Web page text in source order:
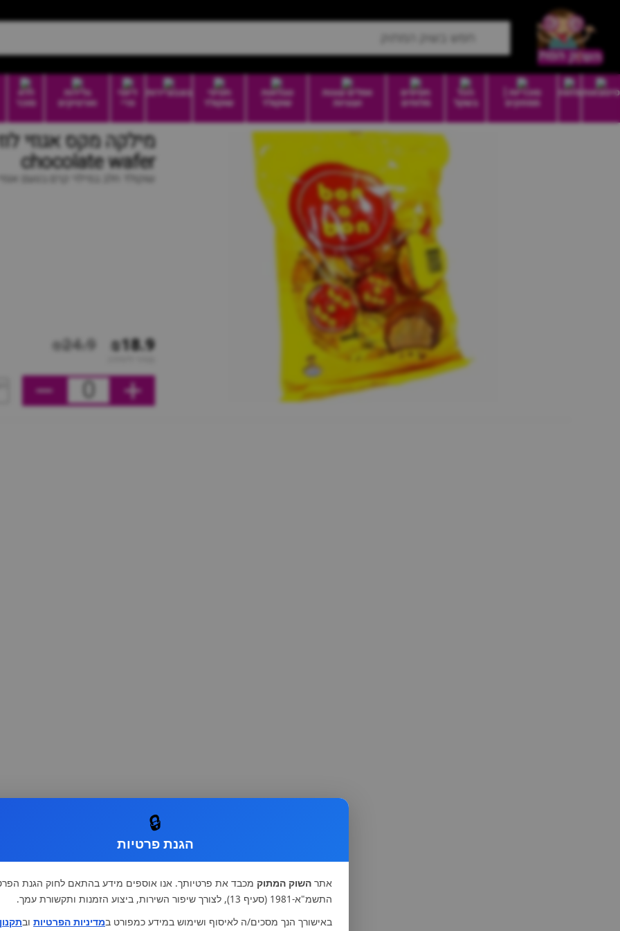
סיטונאותמזווה
סוכריות |
ממתקים
הכל
בשקל
חטיפים
מלוחים
וופלים עוגות
ועוגיות
טבלאות
שוקולד
חטיפי
שוקולד
בונבוניירות
דיוטי
פרי
גלידות
וארטיקים
ללא
סוכר
chocolate wafer
שוקולד חלב במילוי קרם בטעם אגוזי
₪18.9
₪24.9
0
🔒
הגנת פרטיות
אתר השוק המתוק מכבד את פרטיותך. אנו אוספים מידע בהתאם לחוק הגנת
התשמ"א-1981 (סעיף 13), לצורך שיפור השירות, ביצוע הזמנות ותקשורת עמך.
באישורך הנך מסכים/ה לאיסוף ושימוש במידע כמפורט במדיניות הפרטיות ובתקנון